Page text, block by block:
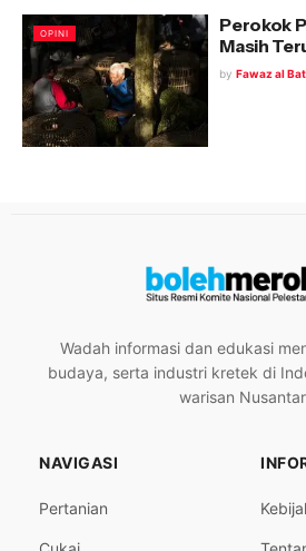
OPINI
Perokok
Masih
by Fawaz al
Wadah informasi dan edukasi
budaya, serta industri kretek di
warisan
NAVIGASI
Pertanian